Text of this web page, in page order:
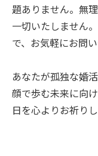
題ありません。無
一切いたしません
で、お気軽にお問
あなたが孤独な婚
顔で歩む未来に向
日を心よりお祈りし